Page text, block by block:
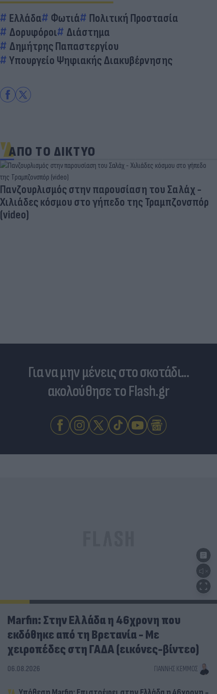
Ελλάδα Φωτιά
Πολιτική Προστασία
Δορυφόροι
Διάστημα
Δημήτρης Παπαστεργίου
Υπουργείο Ψηφιακής Διακυβέρνησης
ΑΠΟ ΤΟ ΔΙΚΤΥΟ
Πανζουρλισμός στην παρουσίαση του Σαλάχ -
Χιλιάδες κόσμου στο γήπεδο της Τραμπζονσπόρ
(video)
Για να μην μένεις στο σκοτάδι...
ακολούθησε το Flash.gr
Marfin: Στην Ελλάδα η 46χρονη που
εκδόθηκε από τη Βρετανία - Με
χειροπέδες στη ΓΑΔΑ (εικόνες-βίντεο)
06.08.2026 ΓΙΆΝΝΗΣ ΚΈΜΜΟΣ